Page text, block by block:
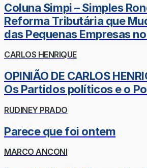
Coluna Simpi – Simples
Reforma Tributária que
das Pequenas Empresas
CARLOS HENRIQUE
OPINIÃO DE CARLOS
Os Partidos políticos e o
RUDINEY PRADO
Parece que foi ontem
MARCO ANCONI